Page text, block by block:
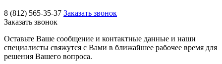
8 (812) 565-35-37 Заказать звонок
Заказать звонок
Оставьте Ваше сообщение и контактные данные и наши
специалисты свяжутся с Вами в ближайшее рабочее время для
решения Вашего вопроса.